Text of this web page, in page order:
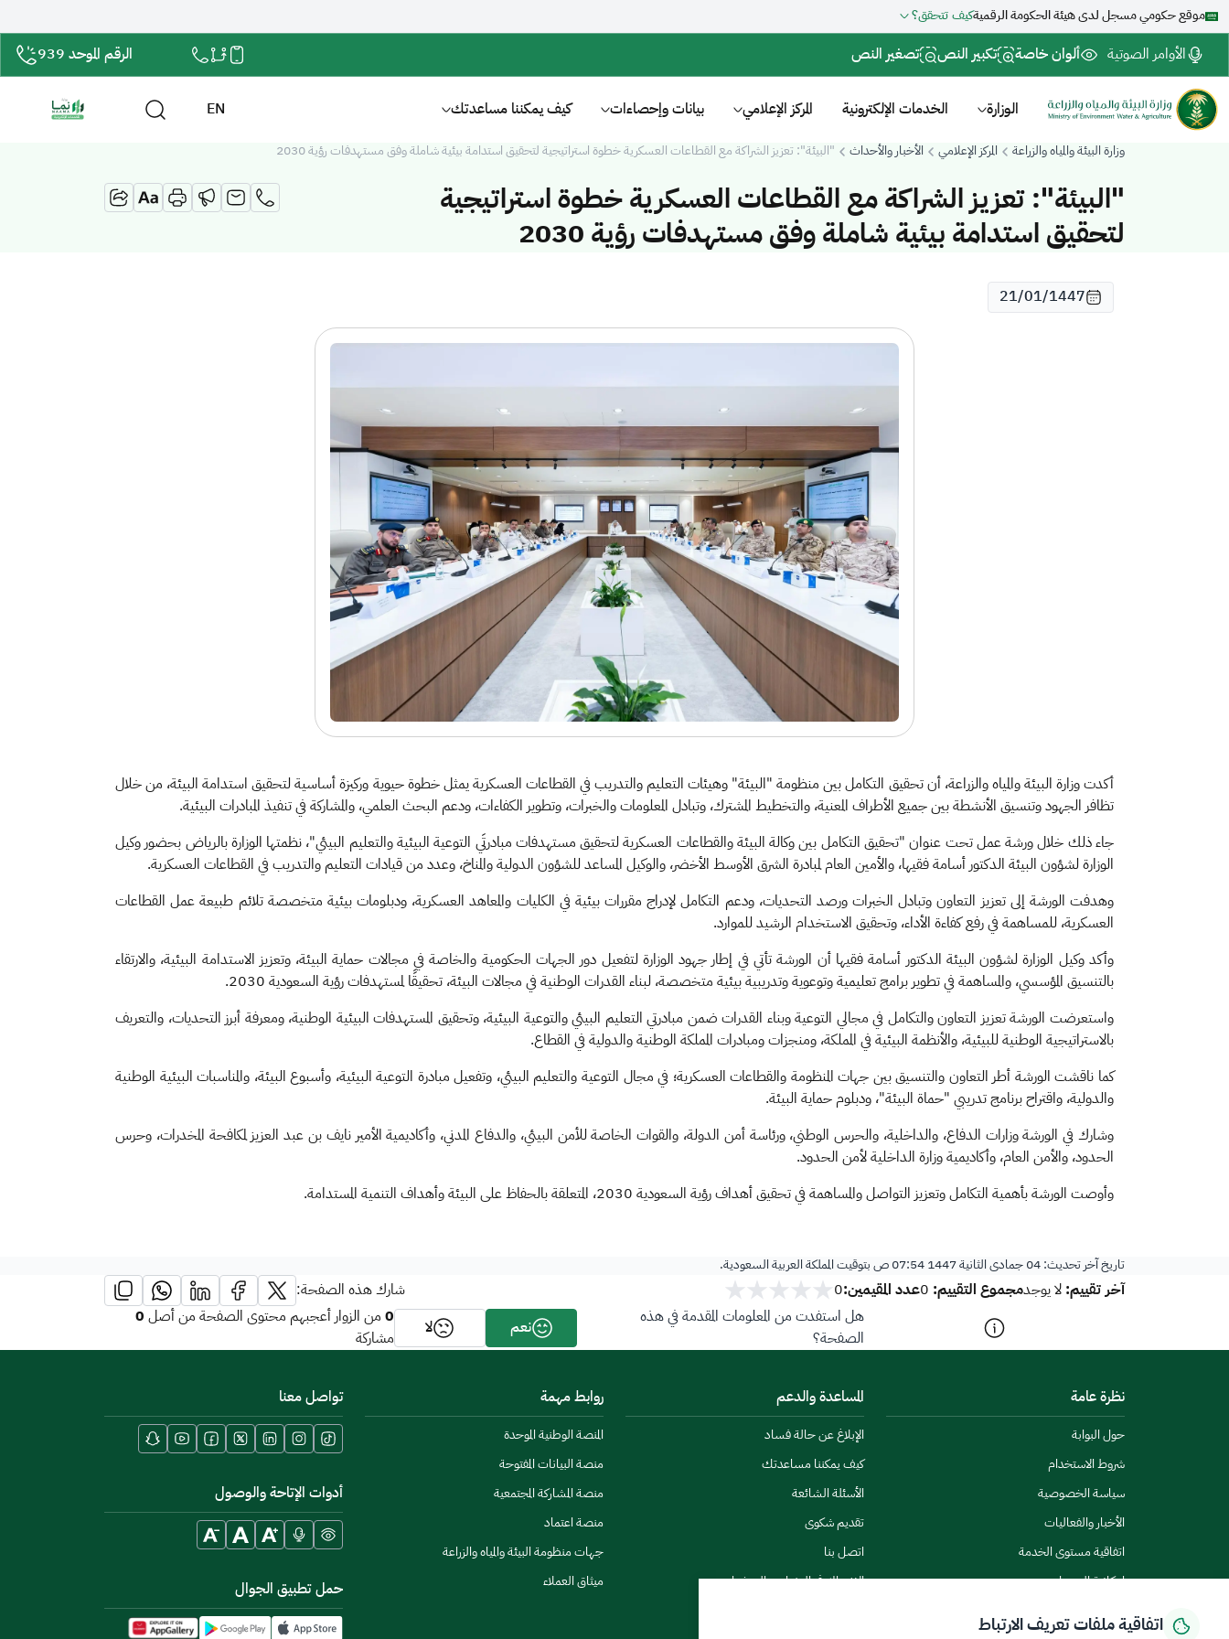
موقع حكومي مسجل لدى هيئة الحكومة الرقميةكيف تتحقق؟
الأوامر الصوتية ألوان خاصة تكبير النص تصغير النص الرقم الموحد 939
الوزارة الخدمات الإلكترونية المركز الإعلامي بيانات وإحصاءات كيف يمكننا مساعدتك EN
وزارة البيئة والمياه والزراعة المركز الإعلامي الأخبار والأحداث "البيئة": تعزيز الشراكة مع القطاعات العسكرية خطوة استراتيجية لتحقيق استدامة بيئية شاملة وفق مستهدفات رؤية 2030
"البيئة": تعزيز الشراكة مع القطاعات العسكرية خطوة استراتيجية
لتحقيق استدامة بيئية شاملة وفق مستهدفات رؤية 2030
21/01/1447
أكدت وزارة البيئة والمياه والزراعة، أن تحقيق التكامل بين منظومة "البيئة" وهيئات التعليم والتدريب في القطاعات العسكرية يمثل خطوة حيوية وركيزة أساسية لتحقيق استدامة البيئة، من خلال
تظافر الجهود وتنسيق الأنشطة بين جميع الأطراف المعنية، والتخطيط المشترك، وتبادل المعلومات والخبرات، وتطوير الكفاءات، ودعم البحث العلمي، والمشاركة في تنفيذ المبادرات البيئية.
جاء ذلك خلال ورشة عمل تحت عنوان "تحقيق التكامل بين وكالة البيئة والقطاعات العسكرية لتحقيق مستهدفات مبادرتَي التوعية البيئية والتعليم البيئي"، نظمتها الوزارة بالرياض بحضور وكيل
الوزارة لشؤون البيئة الدكتور أسامة فقيها، والأمين العام لمبادرة الشرق الأوسط الأخضر، والوكيل المساعد للشؤون الدولية والمناخ، وعدد من قيادات التعليم والتدريب في القطاعات العسكرية.
وهدفت الورشة إلى تعزيز التعاون وتبادل الخبرات ورصد التحديات، ودعم التكامل لإدراج مقررات بيئية في الكليات والمعاهد العسكرية، ودبلومات بيئية متخصصة تلائم طبيعة عمل القطاعات
العسكرية، للمساهمة في رفع كفاءة الأداء، وتحقيق الاستخدام الرشيد للموارد.
وأكد وكيل الوزارة لشؤون البيئة الدكتور أسامة فقيها أن الورشة تأتي في إطار جهود الوزارة لتفعيل دور الجهات الحكومية والخاصة في مجالات حماية البيئة، وتعزيز الاستدامة البيئية، والارتقاء
بالتنسيق المؤسسي، والمساهمة في تطوير برامج تعليمية وتوعوية وتدريبية بيئية متخصصة، لبناء القدرات الوطنية في مجالات البيئة، تحقيقًا لمستهدفات رؤية السعودية 2030.
واستعرضت الورشة تعزيز التعاون والتكامل في مجالي التوعية وبناء القدرات ضمن مبادرتي التعليم البيئي والتوعية البيئية، وتحقيق المستهدفات البيئية الوطنية، ومعرفة أبرز التحديات، والتعريف
بالاستراتيجية الوطنية للبيئية، والأنظمة البيئية في المملكة، ومنجزات ومبادرات المملكة الوطنية والدولية في القطاع.
كما ناقشت الورشة أطر التعاون والتنسيق بين جهات المنظومة والقطاعات العسكرية؛ في مجال التوعية والتعليم البيئي، وتفعيل مبادرة التوعية البيئية، وأسبوع البيئة، والمناسبات البيئية الوطنية
والدولية، واقتراح برنامج تدريبي "حماة البيئة"، ودبلوم حماية البيئة.
وشارك في الورشة وزارات الدفاع، والداخلية، والحرس الوطني، ورئاسة أمن الدولة، والقوات الخاصة للأمن البيئي، والدفاع المدني، وأكاديمية الأمير نايف بن عبد العزيز لمكافحة المخدرات، وحرس
الحدود، والأمن العام، وأكاديمية وزارة الداخلية لأمن الحدود.
وأوصت الورشة بأهمية التكامل وتعزيز التواصل والمساهمة في تحقيق أهداف رؤية السعودية 2030، المتعلقة بالحفاظ على البيئة وأهداف التنمية المستدامة.
تاريخ آخر تحديث:04 جمادى الثانية 1447 07:54 ص بتوقيت المملكة العربية السعودية.
آخر تقييم:لا يوجدمجموع التقييم: 0عدد المقيمين:0
شارك هذه الصفحة:
هل استفدت من المعلومات المقدمة في هذه
الصفحة؟
نعم لا 0من الزوار أعجبهم محتوى الصفحة من أصل0
مشاركة
نظرة عامة
حول البوابة
شروط الاستخدام
سياسة الخصوصية
الأخبار والفعاليات
اتفاقية مستوى الخدمة
إمكانية الوصول
المساعدة والدعم
الإبلاغ عن حالة فساد
كيف يمكننا مساعدتك
الأسئلة الشائعة
تقديم شكوى
اتصل بنا
الاشتراك في النشرات والتحذيرات
روابط مهمة
المنصة الوطنية الموحدة
منصة البيانات المفتوحة
منصة المشاركة المجتمعية
منصة اعتماد
جهات منظومة البيئة والمياه والزراعة
ميثاق العملاء
تواصل معنا
أدوات الإتاحة والوصول
حمل تطبيق الجوال
اتفاقية ملفات تعريف الارتباط